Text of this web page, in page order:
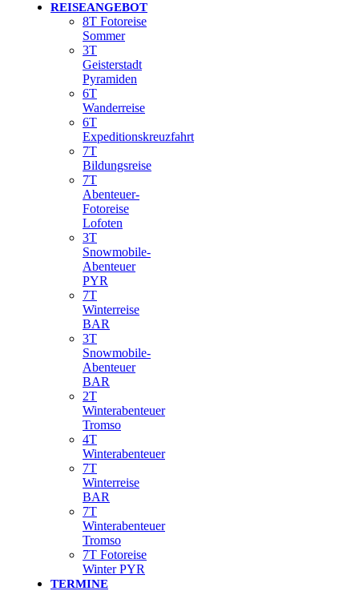
REISEANGEBOT
8T Fotoreise
Sommer
3T
Geisterstadt
Pyramiden
6T
Wanderreise
6T
Expeditionskreuzfahrt
7T
Bildungsreise
7T
Abenteuer-
Fotoreise
Lofoten
3T
Snowmobile-
Abenteuer
PYR
7T
Winterreise
BAR
3T
Snowmobile-
Abenteuer
BAR
2T
Winterabenteuer
Tromso
4T
Winterabenteuer
7T
Winterreise
BAR
7T
Winterabenteuer
Tromso
7T Fotoreise
Winter PYR
TERMINE